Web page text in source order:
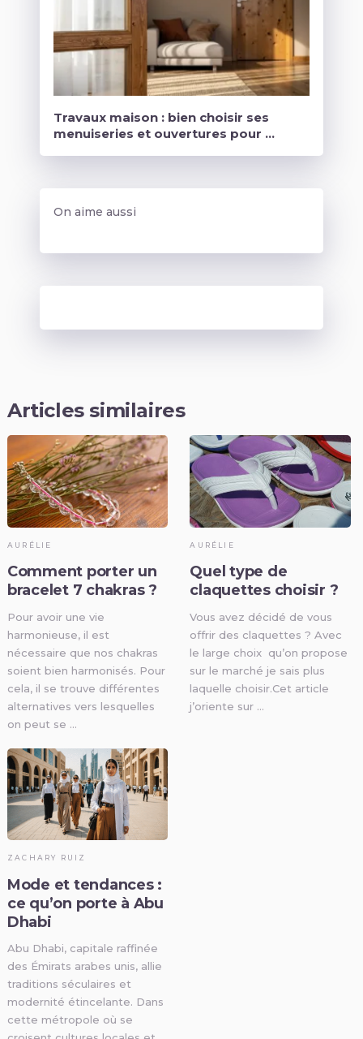
Travaux maison : bien choisir ses
menuiseries et ouvertures pour …
On aime aussi
Articles similaires
AURÉLIE
Comment porter un
bracelet 7 chakras ?
Pour avoir une vie
harmonieuse, il est
nécessaire que nos chakras
soient bien harmonisés. Pour
cela, il se trouve différentes
alternatives vers lesquelles
on peut se …
AURÉLIE
Quel type de
claquettes choisir ?
Vous avez décidé de vous
offrir des claquettes ? Avec
le large choix qu’on propose
sur le marché je sais plus
laquelle choisir.Cet article
j’oriente sur …
ZACHARY RUIZ
Mode et tendances :
ce qu’on porte à Abu
Dhabi
Abu Dhabi, capitale raffinée
des Émirats arabes unis, allie
traditions séculaires et
modernité étincelante. Dans
cette métropole où se